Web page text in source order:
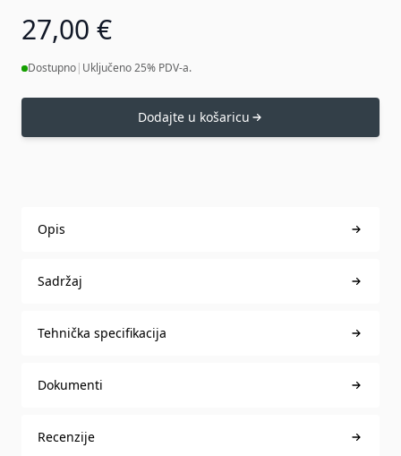
27,00 €
Dostupno| Uključeno 25% PDV-a.
Dodajte u košaricu
Opis
Sadržaj
Tehnička specifikacija
Dokumenti
Recenzije